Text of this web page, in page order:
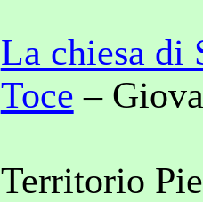
La chiesa di
Toce –
Territorio